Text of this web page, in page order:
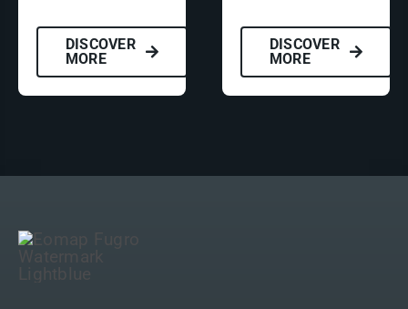
DISCOVER
MORE
DISCOVER
MORE